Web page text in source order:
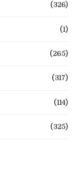
(326)
(1)
(265)
(317)
(114)
(325)